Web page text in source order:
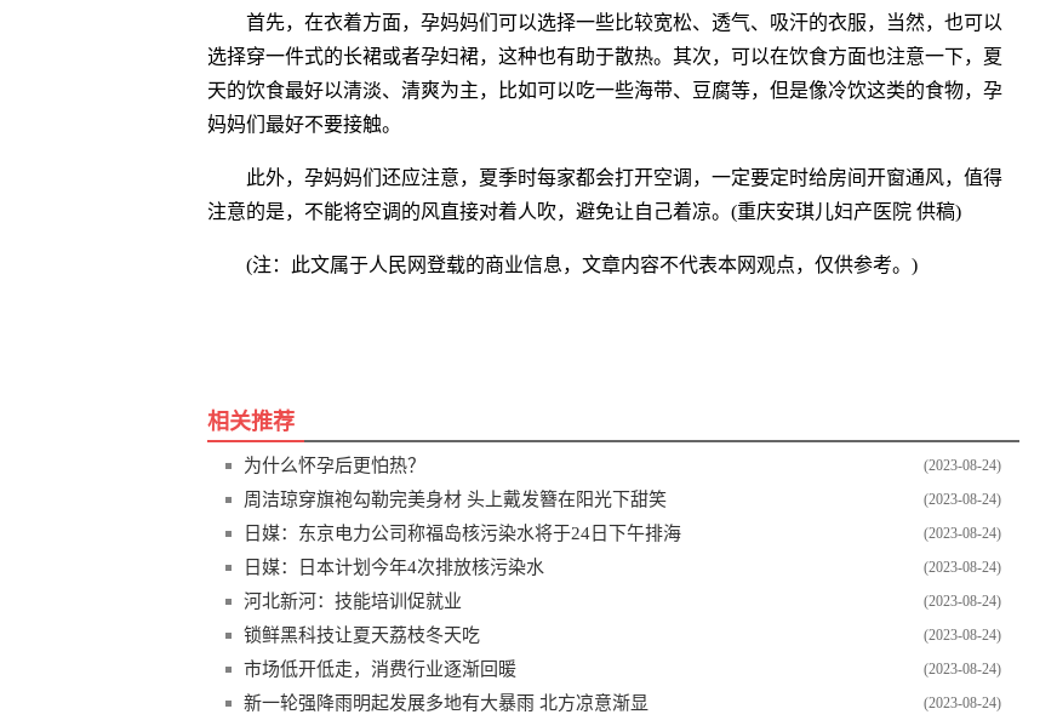
首先，在衣着方面，孕妈妈们可以选择一些比较宽松、透气、吸汗的衣服，当然，也可以
选择穿一件式的长裙或者孕妇裙，这种也有助于散热。其次，可以在饮食方面也注意一下，夏
天的饮食最好以清淡、清爽为主，比如可以吃一些海带、豆腐等，但是像冷饮这类的食物，孕
妈妈们最好不要接触。
此外，孕妈妈们还应注意，夏季时每家都会打开空调，一定要定时给房间开窗通风，值得
注意的是，不能将空调的风直接对着人吹，避免让自己着凉。(重庆安琪儿妇产医院 供稿)
(注：此文属于人民网登载的商业信息，文章内容不代表本网观点，仅供参考。)
相关推荐
(2023-08-24)
为什么怀孕后更怕热？
(2023-08-24)
周洁琼穿旗袍勾勒完美身材 头上戴发簪在阳光下甜笑
(2023-08-24)
日媒：东京电力公司称福岛核污染水将于24日下午排海
(2023-08-24)
日媒：日本计划今年4次排放核污染水
(2023-08-24)
河北新河：技能培训促就业
(2023-08-24)
锁鲜黑科技让夏天荔枝冬天吃
(2023-08-24)
市场低开低走，消费行业逐渐回暖
(2023-08-24)
新一轮强降雨明起发展多地有大暴雨 北方凉意渐显